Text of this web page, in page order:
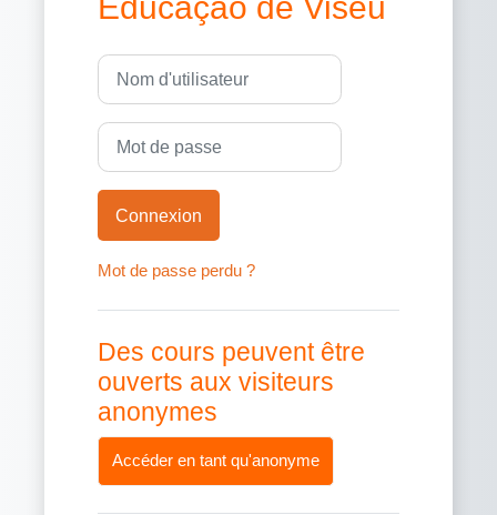
Nom d'utilisateur
Mot de passe
Connexion
Mot de passe perdu ?
Des cours peuvent être
ouverts aux visiteurs
anonymes
Accéder en tant qu'anonyme